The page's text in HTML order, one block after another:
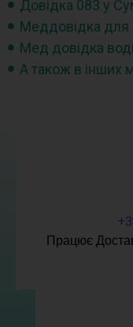
Довідка 083 у
Меддовідка для
Мед довідка
А також в інших
Працює